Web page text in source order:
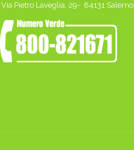
Via Pietro Laveglia, 29- 84131 Salerno